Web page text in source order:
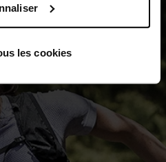
les cookies0°
-5°
-10°